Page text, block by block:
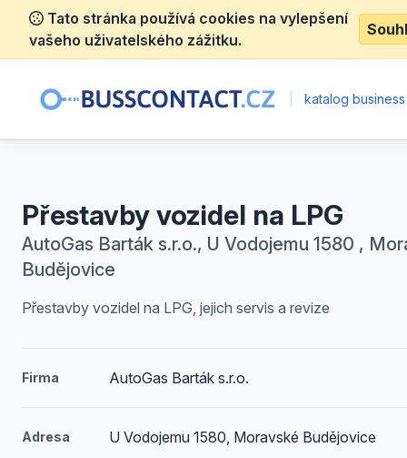
Tato stránka používá cookies na vylepšení
vašeho uživatelského zážitku.
katalog
Přestavby vozidel na LPG
AutoGas Barták s.r.o., U Vodojemu 1580 ,
Budějovice
Přestavby vozidel na LPG, jejich servis a revize
Firma AutoGas Barták s.r.o.
Adresa U Vodojemu 1580, Moravské Budějovice